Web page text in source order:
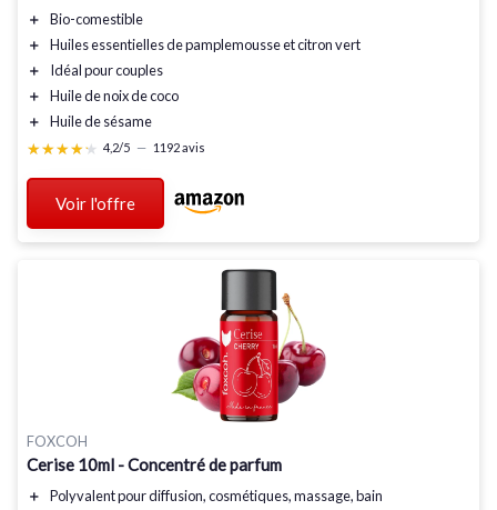
＋
Bio-comestible
＋
Huiles essentiellesde pamplemousse et citron vert
＋
Idéal pour couples
＋
Huile de noix de coco
＋
Huile de sésame
★★★★★
★★★★★ 4,2/5 — 1192 avis
Voir l'offre
FOXCOH
Cerise 10ml - Concentré de parfum
＋ Polyvalentpour diffusion, cosmétiques, massage, bain